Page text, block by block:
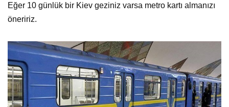
Eğer 10 günlük bir Kiev geziniz varsa metro kartı almanızı
öneririz.